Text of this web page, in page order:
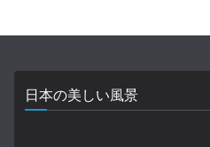
日本の美しい風景